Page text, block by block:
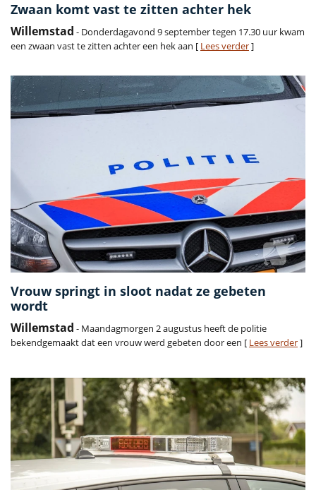
Zwaan komt vast te zitten achter hek
Willemstad - Donderdagavond 9 september tegen 17.30 uur kwam
een zwaan vast te zitten achter een hek aan [ Lees verder]
Vrouw springt in sloot nadat ze gebeten
wordt
Willemstad - Maandagmorgen 2 augustus heeft de politie
bekendgemaakt dat een vrouw werd gebeten door een [ Lees verder]